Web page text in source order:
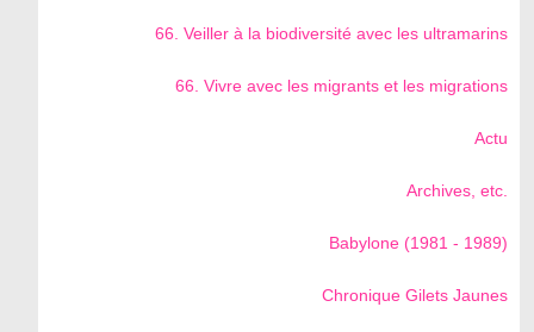
66. Veiller à la biodiversité avec les ultramarins
66. Vivre avec les migrants et les migrations
Actu
Archives, etc.
Babylone (1981 - 1989)
Chronique Gilets Jaunes